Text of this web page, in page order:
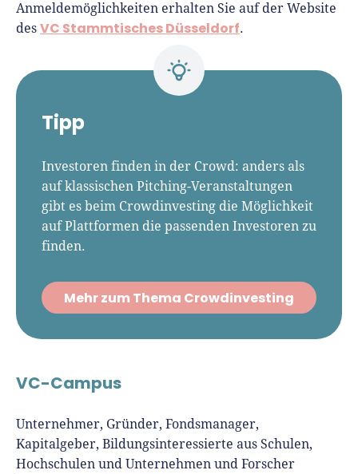
Anmeldemöglichkeiten erhalten Sie auf der Website
des VC Stammtisches Düsseldorf.
Tipp
Investoren finden in der Crowd: anders als
auf klassischen Pitching-Veranstaltungen
gibt es beim Crowdinvesting die Möglichkeit
auf Plattformen die passenden Investoren zu
finden.
Mehr zum Thema Crowdinvesting
VC-Campus
Unternehmer, Gründer, Fondsmanager,
Kapitalgeber, Bildungsinteressierte aus Schulen,
Hochschulen und Unternehmen und Forscher